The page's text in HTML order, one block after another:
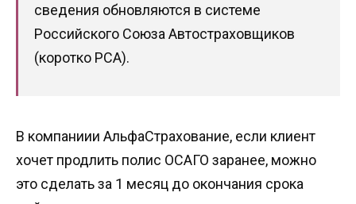
сведения обновляются в системе
Российского Союза Автостраховщиков
(коротко РСА).
В компаниии АльфаСтрахование, если клиент
хочет продлить полис ОСАГО заранее, можно
это сделать за 1 месяц до окончания срока